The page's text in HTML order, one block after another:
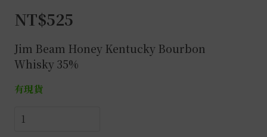
NT$525
Jim Beam Honey Kentucky Bourbon
Whisky 35%
有現貨
金